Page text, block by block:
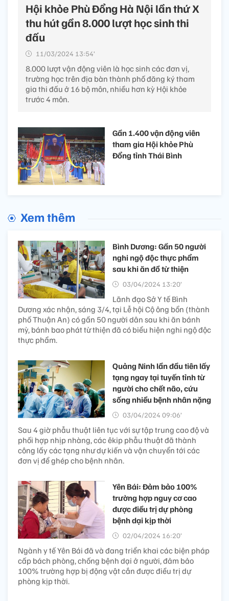
Hội khỏe Phù Đổng Hà Nội lần thứ X
thu hút gần 8.000 lượt học sinh thi
đấu
11/03/2024 13:54’
8.000 lượt vận động viên là học sinh các đơn vị,
trường học trên địa bàn thành phố đăng ký tham
gia thi đấu ở 16 bộ môn, nhiều hơn kỳ Hội khỏe
trước 4 môn.
Gần 1.400 vận động viên
tham gia Hội khỏe Phù
Đổng tỉnh Thái Bình
Xem thêm
Bình Dương: Gần 50 người
nghi ngộ độc thực phẩm
sau khi ăn đồ từ thiện
03/04/2024 13:20’
Lãnh đạo Sở Y tế Bình
Dương xác nhận, sáng 3/4, tại Lễ hội Cộ ông bổn (thành
phố Thuận An) có gần 50 người dân sau khi ăn bánh
mỳ, bánh bao phát từ thiện đã có biểu hiện nghi ngộ độc
thực phẩm.
Quảng Ninh lần đầu tiên lấy
tạng ngay tại tuyến tỉnh từ
người cho chết não, cứu
sống nhiều bệnh nhân nặng
03/04/2024 09:06’
Sau 4 giờ phẫu thuật liên tục với sự tập trung cao độ và
phối hợp nhịp nhàng, các êkip phẫu thuật đã thành
công lấy các tạng như dự kiến và vận chuyển tới các
đơn vị để ghép cho bệnh nhân.
Yên Bái: Đảm bảo 100%
trường hợp nguy cơ cao
được điều trị dự phòng
bệnh dại kịp thời
02/04/2024 16:20’
Ngành y tế Yên Bái đã và đang triển khai các biện pháp
cấp bách phòng, chống bệnh dại ở người, đảm bảo
100% trường hợp bị động vật cắn được điều trị dự
phòng kịp thời.